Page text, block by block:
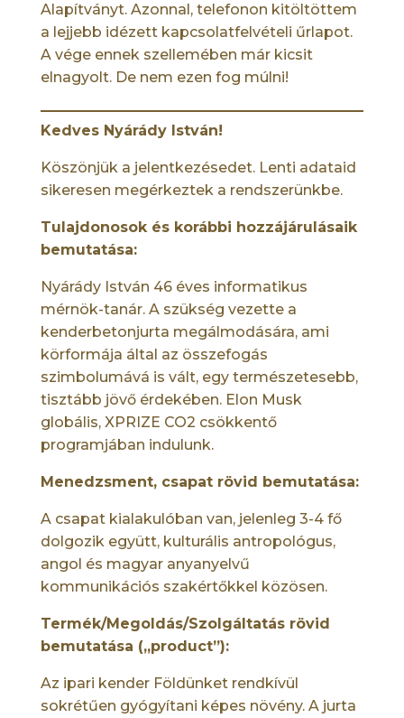
Alapítványt. Azonnal, telefonon kitöltöttem
a lejjebb idézett kapcsolatfelvételi űrlapot.
A vége ennek szellemében már kicsit
elnagyolt. De nem ezen fog múlni!
Kedves Nyárády István!
Köszönjük a jelentkezésedet. Lenti adataid
sikeresen megérkeztek a rendszerünkbe.
Tulajdonosok és korábbi hozzájárulásaik
bemutatása:
Nyárády István 46 éves informatikus
mérnök-tanár. A szükség vezette a
kenderbetonjurta megálmodására, ami
körformája által az összefogás
szimbolumává is vált, egy természetesebb,
tisztább jövő érdekében. Elon Musk
globális, XPRIZE CO2 csökkentő
programjában indulunk.
Menedzsment, csapat rövid bemutatása:
A csapat kialakulóban van, jelenleg 3-4 fő
dolgozik együtt, kulturális antropológus,
angol és magyar anyanyelvű
kommunikációs szakértőkkel közösen.
Termék/Megoldás/Szolgáltatás rövid
bemutatása („product”):
Az ipari kender Földünket rendkívül
sokrétűen gyógyítani képes növény. A jurta